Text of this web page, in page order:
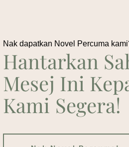
Nak dapatkan Novel Percuma
Hantarkan
Mesej Ini
Kami Segera!